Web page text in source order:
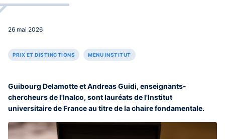
26 mai 2026
PRIX ET DISTINCTIONS MENU INSTITUT
Guibourg Delamotte et Andreas Guidi, enseignants-
chercheurs de l'Inalco, sont lauréats de l'Institut
universitaire de France au titre de la chaire fondamentale.